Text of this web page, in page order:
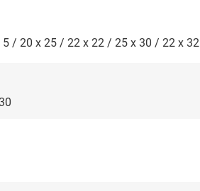
/ 20 x 25 / 22 x 22 / 25 x 30 / 22 x 32